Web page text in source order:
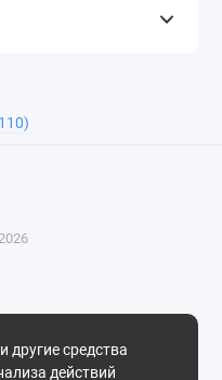
110)
средства
действий